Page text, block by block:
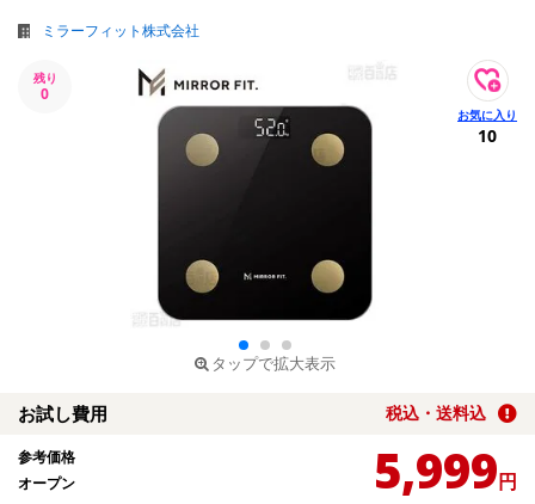
ミラーフィット株式会社
残り
0
タップで拡大表示
10
お試し費用 税込・送料込
参考価格
オープン
5,999円